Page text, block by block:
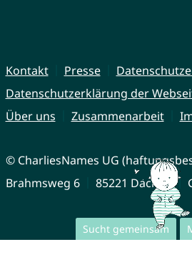
Sucht gemeinsam
Kontakt Presse
Datenschutzerklärung der
Über uns
Zusammenarbeit
© CharliesNames UG
Brahmsweg 6
85221 Dachau